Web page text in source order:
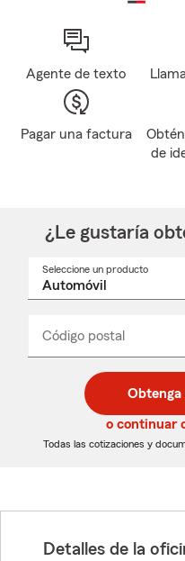
Agente de texto
Pagar una factura
de
¿Le gustaría
Seleccione un producto
Código postal
de
5
dígitos
de
5
dígitos
_____
Obtenga
o continuar
Todas las cotizaciones y
Detalles de la